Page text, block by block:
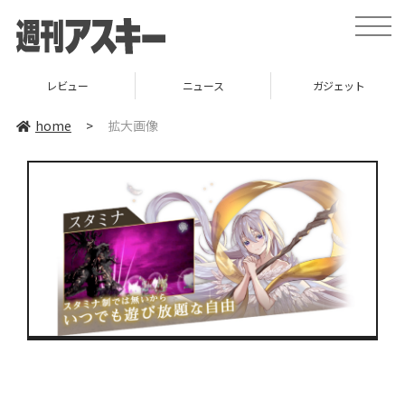
toggle
レビュー ニュース ガジェット
home > 拡大画像